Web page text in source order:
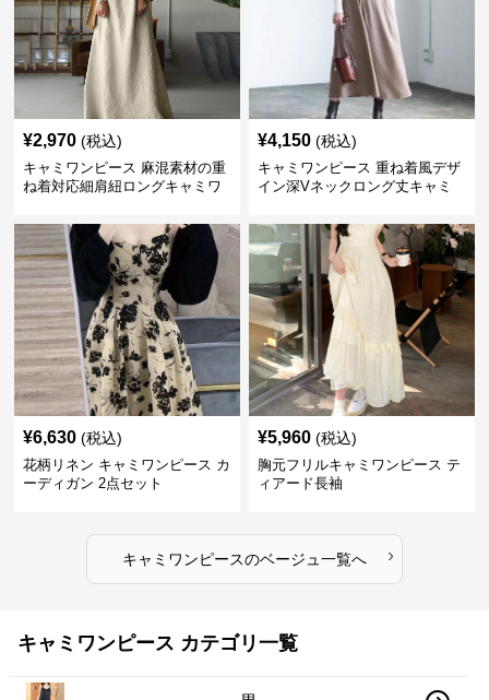
¥2,970 (税込)
キャミワンピース 麻混素材の重
ね着対応細肩紐ロングキャミワ
¥4,150 (税込)
キャミワンピース 重ね着風デザ
イン深Vネックロング丈キャミ
¥6,630 (税込)
花柄リネン キャミワンピース カ
ーディガン 2点セット
¥5,960 (税込)
胸元フリルキャミワンピース テ
ィアード長袖
キャミワンピースのベージュ 一覧へ ›
キャミワンピース カテゴリ一覧